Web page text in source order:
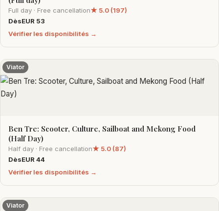
Full day · Free cancellation★ 5.0 (197)
DèsEUR 53
Vérifier les disponibilités →
Viator
Ben Tre: Scooter, Culture, Sailboat and Mekong Food
(Half Day)
Half day · Free cancellation★ 5.0 (87)
DèsEUR 44
Vérifier les disponibilités →
Viator